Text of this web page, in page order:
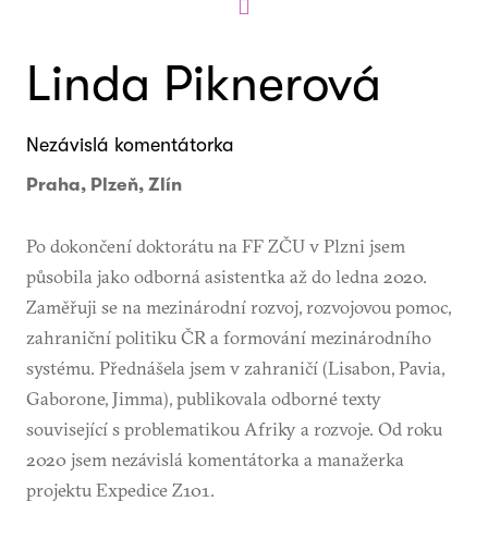
Linda Piknerová
Nezávislá komentátorka
Praha, Plzeň, Zlín
Po dokončení doktorátu na FF ZČU v Plzni jsem
působila jako odborná asistentka až do ledna 2020.
Zaměřuji se na mezinárodní rozvoj, rozvojovou pomoc,
zahraniční politiku ČR a formování mezinárodního
systému. Přednášela jsem v zahraničí (Lisabon, Pavia,
Gaborone, Jimma), publikovala odborné texty
související s problematikou Afriky a rozvoje. Od roku
2020 jsem nezávislá komentátorka a manažerka
projektu Expedice Z101.